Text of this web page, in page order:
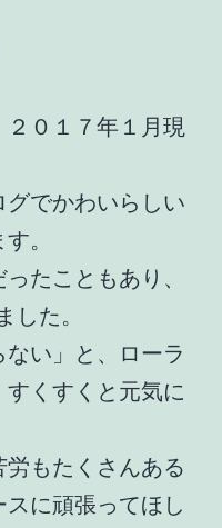
０１７年１月現
グでかわいらしい
。
たこともあり、
した。
ない」と、ローラ
くすくと元気に
もたくさんある
に頑張ってほし